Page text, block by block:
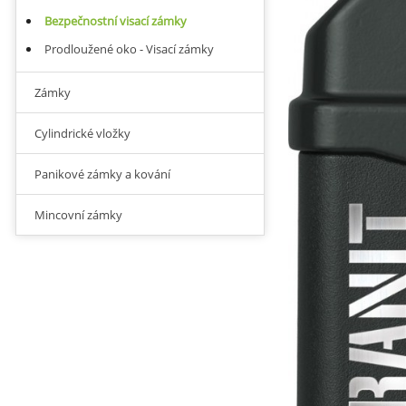
Bezpečnostní visací zámky
Prodloužené oko - Visací zámky
Zámky
Cylindrické vložky
Panikové zámky a kování
Mincovní zámky